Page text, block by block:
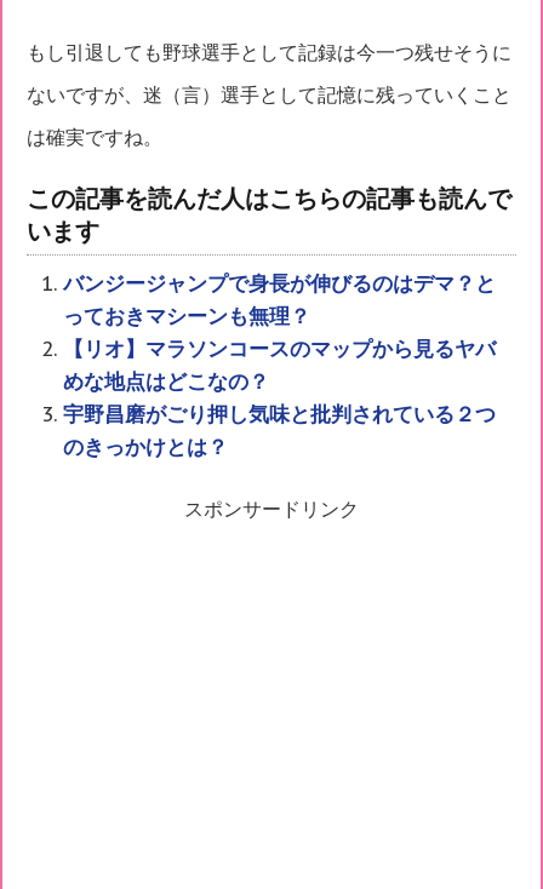
もし引退しても野球選手として記録は今一つ残せそうに
ないですが、迷（言）選手として記憶に残っていくこと
は確実ですね。
この記事を読んだ人はこちらの記事も読んで
います
バンジージャンプで身長が伸びるのはデマ？と
っておきマシーンも無理？
【リオ】マラソンコースのマップから見るヤバ
めな地点はどこなの？
宇野昌磨がごり押し気味と批判されている２つ
のきっかけとは？
スポンサードリンク